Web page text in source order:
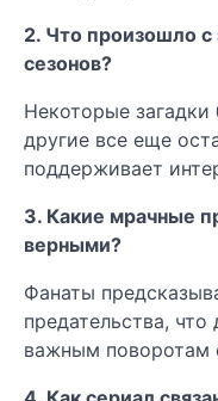
2. Что произошло с
сезонов?
Некоторые
другие все еще
поддерживает
3. Какие мрачные
верными?
Фанаты
предательства,
важным поворотам